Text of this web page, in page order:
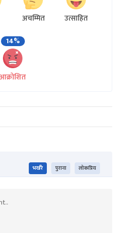
अचम्मित
उत्साहित
14%
आक्रोशित
भर्खरै पुराना लोकप्रिय